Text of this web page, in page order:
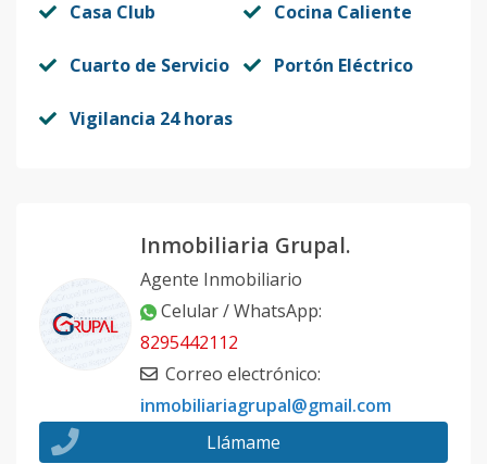
Casa Club Cocina Caliente
Cuarto de Servicio Portón Eléctrico
Vigilancia 24 horas
Inmobiliaria Grupal.
Agente Inmobiliario
Celular / WhatsApp:
8295442112
Correo electrónico:
inmobiliariagrupal@gmail.com
Llámame